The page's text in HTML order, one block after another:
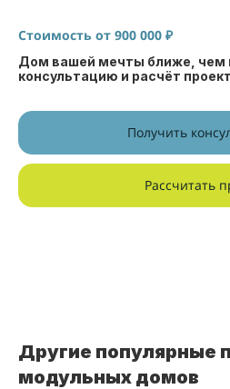
Стоимость от 900 000 ₽
Дом вашей мечты ближе, чем
консультацию и расчёт
Получить
Рассчитать
Другие популярные
модульных домов